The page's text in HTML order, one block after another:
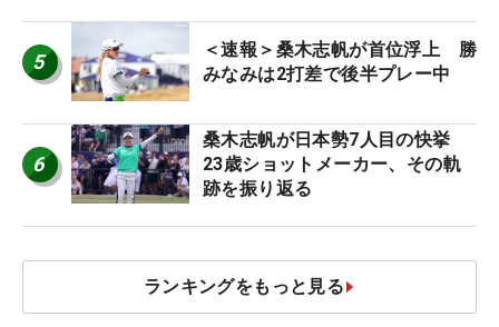
5
＜速報＞桑木志帆が首位浮上 勝
みなみは2打差で後半プレー中
6
桑木志帆が日本勢7人目の快挙
23歳ショットメーカー、その軌
跡を振り返る
ランキングをもっと見る